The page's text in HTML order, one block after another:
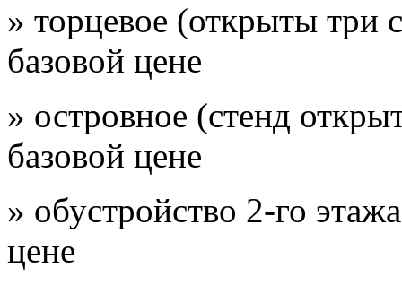
» торцевое (открыты три
базовой цене
» островное (стенд
базовой цене
» обустройство 2-го
цене